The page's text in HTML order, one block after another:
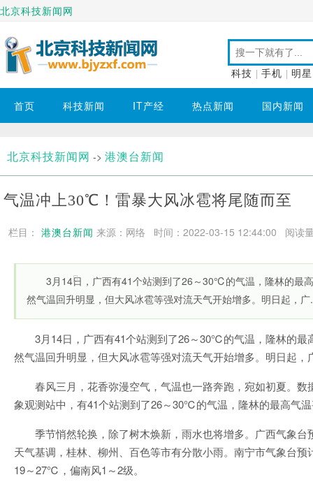
北京科技新闻网
科技 手机 明星
首页 科技新闻 IT产经 热点新闻 国内新闻
北京科技新闻网 -> 港澳台新闻
气温冲上30℃！雷暴大风冰雹将尾随而至
栏目： 港澳台新闻 来源：网络 时间：2022-03-15 12:44:00 阅读
3月14日，广西有41个站测到了26～30℃的气温，隆林的最
然气温回升明显，但大风冰雹等强对流天气开始增多。明日起，广
3月14日，广西有41个站测到了26～30℃的气温，隆林的
然气温回升明显，但大风冰雹等强对流天气开始增多。明日起，
春风三月，花香弥漫空气，气温也一路奔跑，宛如初夏。
象观测站中，有41个站测到了26～30℃的气温，隆林的最高气
季节悄然轮换，除了树木焕新，雨水也将增多。广西气象
天气基调，桂林、柳州、百色等市有分散小雨。南宁市气象台
19～27℃，偏南风1～2级。